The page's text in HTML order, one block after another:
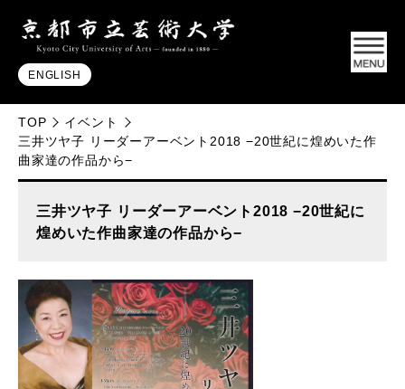
ENGLISH
TOP
イベント
三井ツヤ子 リーダーアーベント2018 −20世紀に煌めいた作
曲家達の作品から−
三井ツヤ子 リーダーアーベント2018 −20世紀に
煌めいた作曲家達の作品から−